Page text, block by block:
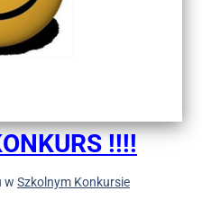
!!!!
w Szkolnym Konkursie